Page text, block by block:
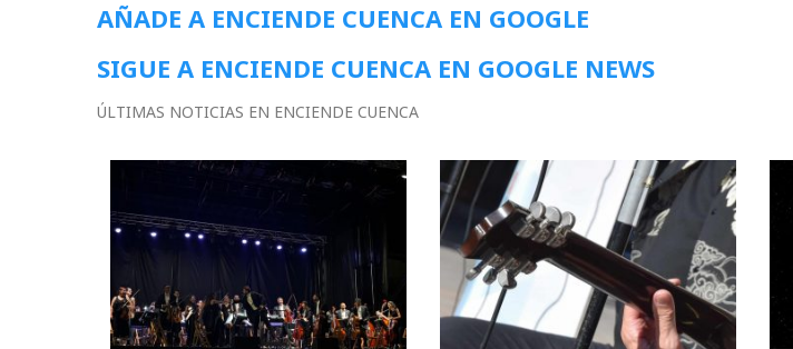
AÑADE A ENCIENDE CUENCA EN GOOGLE
SIGUE A ENCIENDE CUENCA EN GOOGLE NEWS
ÚLTIMAS NOTICIAS EN ENCIENDE CUENCA